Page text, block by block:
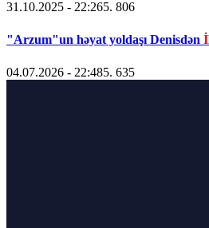
31.10.2025 - 22:265. 806
"Arzum"un həyat yoldaşı Denisdən
04.07.2026 - 22:485. 635